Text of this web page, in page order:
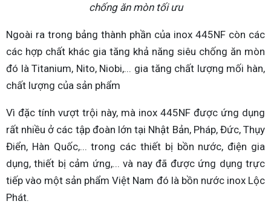
chống ăn mòn tối ưu
Ngoài ra trong bảng thành phần của inox 445NF còn các
các hợp chất khác gia tăng khả năng siêu chống ăn mòn
đó là Titanium, Nito, Niobi,... gia tăng chất lượng mối hàn,
chất lượng của sản phẩm
Vì đặc tính vượt trội này, mà inox 445NF được ứng dụng
rất nhiều ở các tập đoàn lớn tại Nhật Bản, Pháp, Đức, Thụy
Điển, Hàn Quốc,... trong các thiết bị bồn nước, điện gia
dụng, thiết bị cảm ứng,... và nay đã được ứng dụng trực
tiếp vào một sản phẩm Việt Nam đó là bồn nước inox Lộc
Phát.